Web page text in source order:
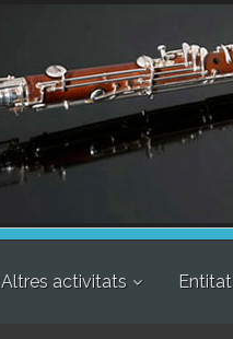
Altres activitats Entitat